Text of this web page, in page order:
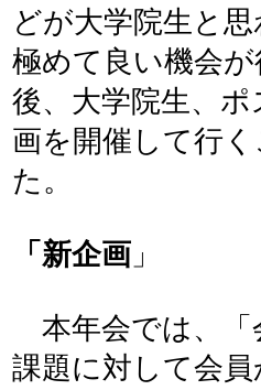
どが大学院生と
極めて良い機会
後、大学院生、
画を開催して行
た。
「新企画 」
本年会では、「
課題に対して会